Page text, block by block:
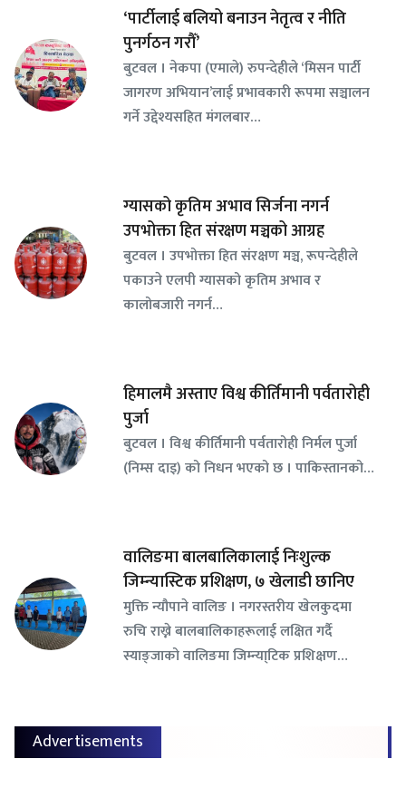
‘पार्टीलाई बलियो बनाउन नेतृत्व र नीति
पुनर्गठन गरौँ’
बुटवल । नेकपा (एमाले) रुपन्देहीले ‘मिसन पार्टी
जागरण अभियान’लाई प्रभावकारी रूपमा सञ्चालन
गर्ने उद्देश्यसहित मंगलबार…
ग्यासको कृतिम अभाव सिर्जना नगर्न
उपभोक्ता हित संरक्षण मञ्चको आग्रह
बुटवल । उपभोक्ता हित संरक्षण मञ्च, रूपन्देहीले
पकाउने एलपी ग्यासको कृतिम अभाव र
कालोबजारी नगर्न…
हिमालमै अस्ताए विश्व कीर्तिमानी पर्वतारोही
पुर्जा
बुटवल । विश्व कीर्तिमानी पर्वतारोही निर्मल पुर्जा
(निम्स दाइ) को निधन भएको छ । पाकिस्तानको…
वालिङमा बालबालिकालाई निःशुल्क
जिम्न्यास्टिक प्रशिक्षण, ७ खेलाडी छानिए
​मुक्ति न्यौपाने वालिङ । नगरस्तरीय खेलकुदमा
रुचि राख्ने बालबालिकाहरूलाई लक्षित गर्दै
स्याङ्जाको वालिङमा जिम्न्या्टिक प्रशिक्षण…
Advertisements